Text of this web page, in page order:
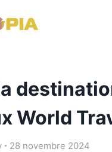
World
28 novembre 2024